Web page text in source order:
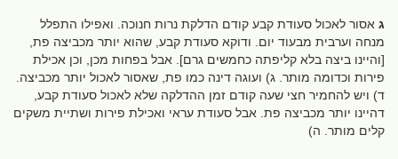
ג אסור לאכול סעודת קבע קודם הדלקת נרות חנוכה. ואפילו התפלל
מנחה וערבית מבעוד יום. ודוקא סעודת קבע, שהוא יותר מכביצה פת,
[והיינו ביצה בלא קליפתה כחמשים גרם]. אבל בפחות מכן, וכן אכילת
פירות וכדומה מותר. ג) ועוגה דינה כמו פת, שאסור לאכול יותר מכביצה.
ד) ויש להחמיר חצי שעה קודם זמן ההדלקה שלא לאכול סעודת קבע,
דהיינו יותר מכביצה פת. אבל סעודת עראי ואכילת פירות ושתיית משקים
קלים מותר. ה)